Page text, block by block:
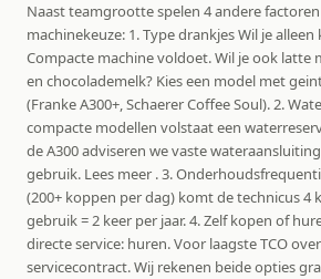
Naast teamgrootte spelen 4 andere
machinekeuze: 1. Type drankjes Wil je
Compacte machine voldoet. Wil je ook latte
en chocolademelk? Kies een model met
(Franke A300+, Schaerer Coffee Soul). 2.
compacte modellen volstaat een
de A300 adviseren we vaste
gebruik. Lees meer . 3.
(200+ koppen per dag) komt de technicus 4
gebruik = 2 keer per jaar. 4. Zelf kopen of
directe service: huren. Voor laagste TCO
servicecontract. Wij rekenen beide opties